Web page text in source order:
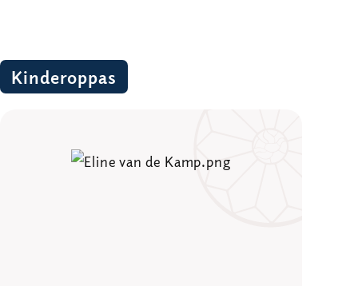
Kinderoppas